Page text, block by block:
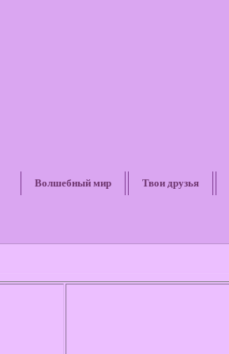
Волшебный мир Твои друзья